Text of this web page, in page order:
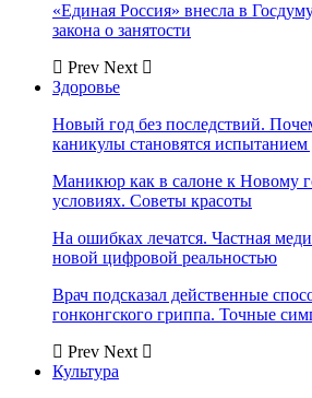
«Единая Россия» внесла в
закона о занятости
Prev Next
Здоровье
Новый год без последствий.
каникулы становятся
Маникюр как в салоне к Новому
условиях. Советы красоты
На ошибках лечатся. Частная
новой цифровой реальностью
Врач подсказал действенные
гонконгского гриппа. Точные
Prev Next
Культура